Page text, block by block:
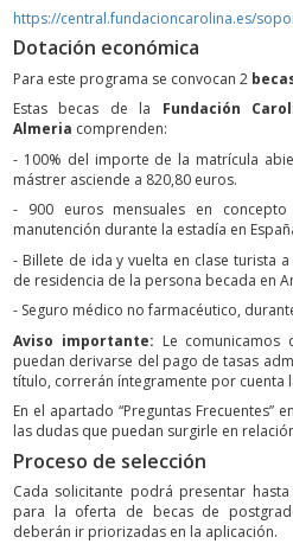
https://central.fundacioncarolina.es/
Dotación económica
Para este programa se convocan 2
Estas becas de la Fundación
Almeria comprenden:
- 100% del importe de la matrícula
mástrer asciende a 820,80 euros.
- 900 euros mensuales en
manutención durante la estadía en
- Billete de ida y vuelta en clase turista
de residencia de la persona becada en
- Seguro médico no farmacéutico,
Aviso importante: Le
puedan derivarse del pago de tasas
título, correrán íntegramente por cuenta
En el apartado “Preguntas Frecuentes”
las dudas que puedan surgirle en
Proceso de selección
Cada solicitante podrá presentar
para la oferta de becas de
deberán ir priorizadas en la aplicación.